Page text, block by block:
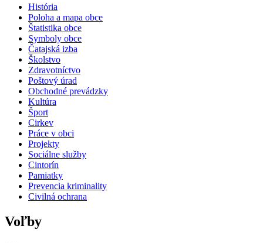
História
Poloha a mapa obce
Štatistika obce
Symboly obce
Čatajská izba
Školstvo
Zdravotníctvo
Poštový úrad
Obchodné prevádzky
Kultúra
Šport
Cirkev
Práce v obci
Projekty
Sociálne služby
Cintorín
Pamiatky
Prevencia kriminality
Civilná ochrana
Voľby